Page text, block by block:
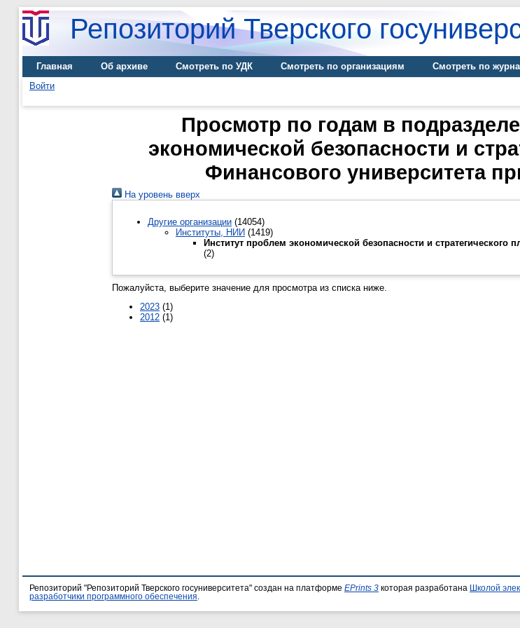
Репозиторий Тверского
Главная Об архиве Смотреть по УДК Смотреть по организациям Смотреть по
Войти
Просмотр по годам в
экономической безопасности и
Финансового университета
На уровень вверх
Другие организации (14054)
Институты, НИИ (1419)
Институт проблем экономической безопасности и
(2)
Пожалуйста, выберите значение для просмотра из списка ниже.
2023 (1)
2012 (1)
Репозиторий "Репозиторий Тверского госуниверситета" создан на платформе EPrints 3 которая разработана Школой
разработчики программного обеспечения